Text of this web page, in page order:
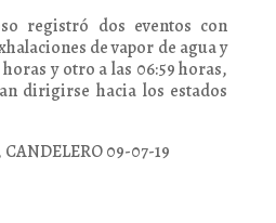
registró dos eventos con
de vapor de agua y
horas y otro a las 06:59 horas,
dirigirse hacia los estados
09-07-19